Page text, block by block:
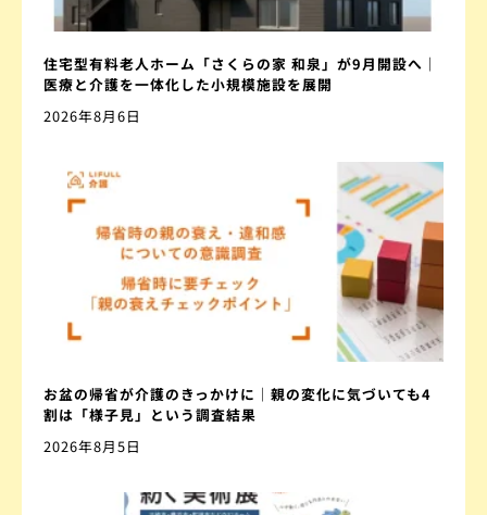
住宅型有料老人ホーム「さくらの家 和泉」が9月開設へ｜
医療と介護を一体化した小規模施設を展開
2026年8月6日
お盆の帰省が介護のきっかけに｜親の変化に気づいても4
割は「様子見」という調査結果
2026年8月5日